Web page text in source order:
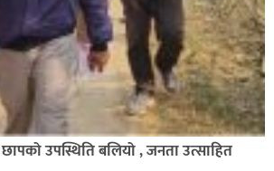
उपस्थिति बलियो , जनता उत्साहित